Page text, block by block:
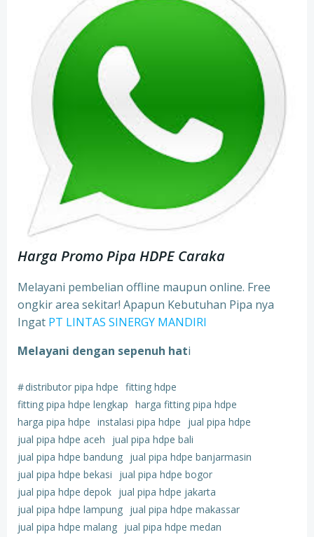
Harga Promo Pipa HDPE Caraka
Melayani pembelian offline maupun online. Free
ongkir area sekitar! Apapun Kebutuhan Pipa nya
Ingat PT LINTAS SINERGY MANDIRI
Melayani dengan sepenuh hati
#distributor pipa hdpe fitting hdpe
fitting pipa hdpe lengkap harga fitting pipa hdpe
harga pipa hdpe instalasi pipa hdpe
jual pipa hdpe
jual pipa hdpe aceh
jual pipa hdpe bali
jual pipa hdpe bandung jual pipa hdpe banjarmasin
jual pipa hdpe bekasi
jual pipa hdpe bogor
jual pipa hdpe depok jual pipa hdpe jakarta
jual pipa hdpe lampung jual pipa hdpe makassar
jual pipa hdpe malang jual pipa hdpe medan